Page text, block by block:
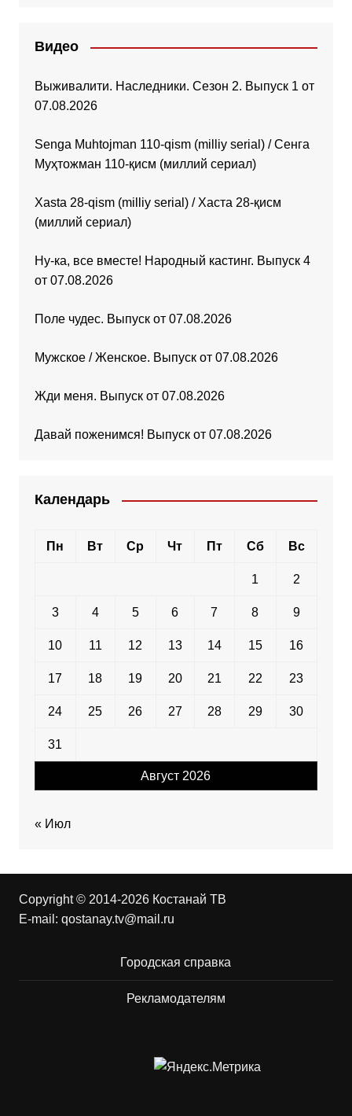
Видео
Выживалити. Наследники. Сезон 2. Выпуск 1 от
07.08.2026
Senga Muhtojman 110-qism (milliy serial) / Сенга
Муҳтожман 110-қисм (миллий сериал)
Xasta 28-qism (milliy serial) / Хаста 28-қисм
(миллий сериал)
Ну-ка, все вместе! Народный кастинг. Выпуск 4
от 07.08.2026
Поле чудес. Выпуск от 07.08.2026
Мужское / Женское. Выпуск от 07.08.2026
Жди меня. Выпуск от 07.08.2026
Давай поженимся! Выпуск от 07.08.2026
Календарь
Август 2026
Пн Вт Ср Чт Пт Сб Вс
1 2
3 4 5 6 7 8 9
10 11 12 13 14 15 16
17 18 19 20 21 22 23
24 25 26 27 28 29 30
31
« Июл
Copyright © 2014-2026 Костанай ТВ
E-mail: qostanay.tv@mail.ru
Городская справка
Рекламодателям